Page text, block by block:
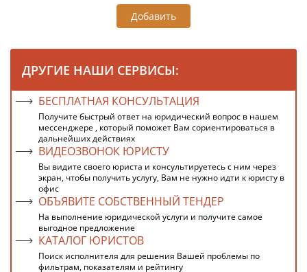
Добавить
ДРУГИЕ НАШИ СЕРВИСЫ:
БЕСПЛАТНАЯ КОНСУЛЬТАЦИЯ
Получите быстрый ответ на юридический вопрос в нашем
мессенджере , который поможет Вам сориентироваться в
дальнейших действиях
ВИДЕОЗВОНОК ЮРИСТУ
Вы видите своего юриста и консультируетесь с ним через
экран, чтобы получить услугу, Вам не нужно идти к юристу в
офис
ОБЪЯВИТЕ СОБСТВЕННЫЙ ТЕНДЕР
На выполнение юридической услуги и получите самое
выгодное предложение
КАТАЛОГ ЮРИСТОВ
Поиск исполнителя для решения Вашей проблемы по
фильтрам, показателям и рейтингу